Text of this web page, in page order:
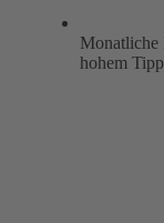
Monatliche
hohem